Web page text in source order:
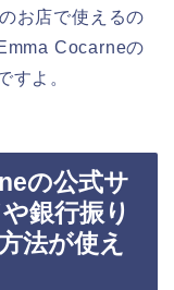
お店で使えるの
Cocarneの
すよ。
の公式サ
銀行振り
法が使え